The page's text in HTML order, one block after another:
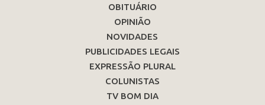
OBITUÁRIO
OPINIÃO
NOVIDADES
PUBLICIDADES LEGAIS
EXPRESSÃO PLURAL
COLUNISTAS
TV BOM DIA